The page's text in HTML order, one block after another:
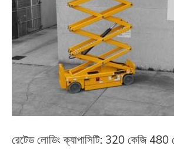
রেটেড লোডিং ক্যাপাসিটি: 320 কেজি 480